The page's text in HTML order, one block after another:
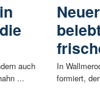
auch
...
In
formiert,